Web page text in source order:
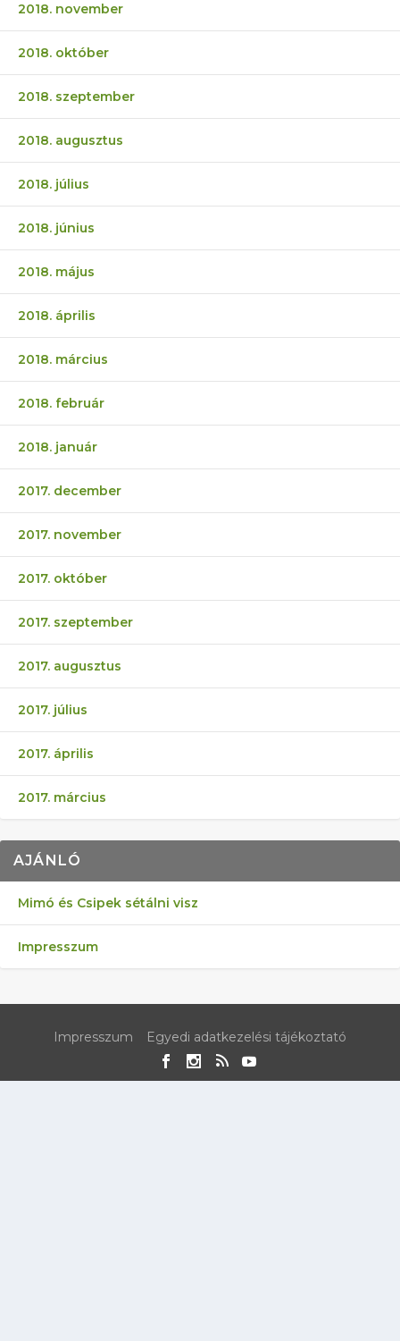
2018. november
2018. október
2018. szeptember
2018. augusztus
2018. július
2018. június
2018. május
2018. április
2018. március
2018. február
2018. január
2017. december
2017. november
2017. október
2017. szeptember
2017. augusztus
2017. július
2017. április
2017. március
AJÁNLÓ
Mimó és Csipek sétálni visz
Impresszum
Impresszum Egyedi adatkezelési tájékoztató